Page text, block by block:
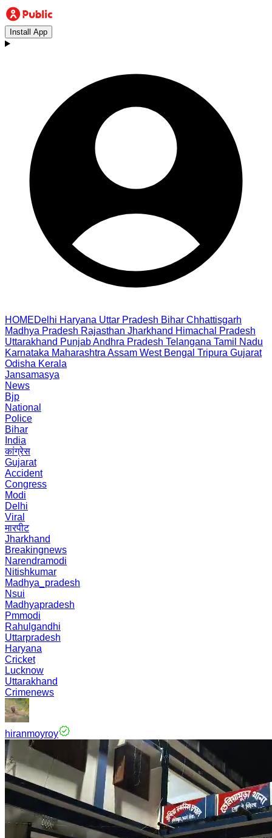
Install App
HOMEDelhi Haryana Uttar Pradesh Bihar Chhattisgarh
Madhya Pradesh Rajasthan Jharkhand Himachal Pradesh
Uttarakhand PunjabAndhra Pradesh Telangana Tamil Nadu
Karnataka Maharashtra Assam West Bengal Tripura Gujarat
Odisha Kerala
Jansamasya
News
Bjp
National
Police
Bihar
India
कांग्रेस
Gujarat
Accident
Congress
Modi
Delhi
Viral
मारपीट
Jharkhand
Breakingnews
Narendramodi
Nitishkumar
Madhya_pradesh
Nsui
Madhyapradesh
Pmmodi
Rahulgandhi
Uttarpradesh
Haryana
Cricket
Lucknow
Uttarakhand
Crimenews
hiranmoyroy